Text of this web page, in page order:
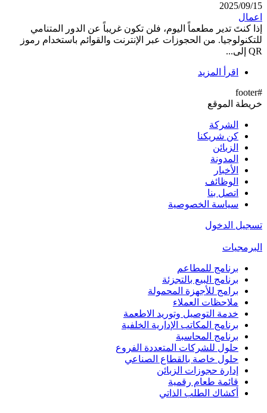
2025/09/15
اعمال
إذا كنتَ تدير مطعماً اليوم، فلن تكون غريباً عن الدور المتنامي
للتكنولوجيا. من الحجوزات عبر الإنترنت والقوائم باستخدام رموز
QR إلى...
اقرأ المزيد
#footer
خريطة الموقع
الشركة
كن شريكنا
الزبائن
المدونة
الأخبار
الوظائف
اتصل بنا
سياسة الخصوصية
تسجيل الدخول
البرمجيات
برنامج للمطاعم
برنامج البيع بالتجزئة
برامج للأجهزة المحمولة
ملاحظات العملاء
خدمة التوصيل وتوريد الاطعمة
برنامج المكاتب الإدارية الخلفية
برنامج المحاسبة
حلول للشركات المتعددة الفروع
حلول خاصة بالقطاع الصناعي
إدارة حجوزات الزبائن
قائمة طعام رقمية
أكشاك الطلب الذاتي